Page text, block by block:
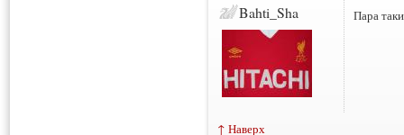
Bahti_Sha Пара
↑ Наверх